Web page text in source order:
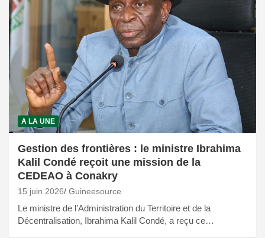
A LA UNE
Gestion des frontières : le ministre Ibrahima
Kalil Condé reçoit une mission de la
CEDEAO à Conakry
15 juin 2026 Guineesource
Le ministre de l’Administration du Territoire et de la
Décentralisation, Ibrahima Kalil Condé, a reçu ce…